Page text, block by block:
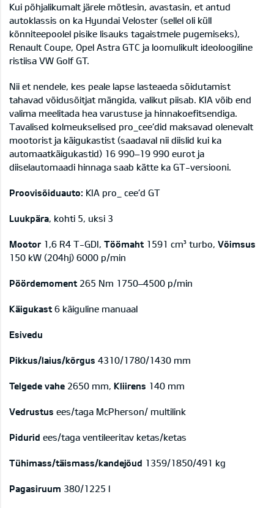
Kui põhjalikumalt järele mõtlesin, avastasin, et antud
autoklassis on ka Hyundai Veloster (sellel oli küll
kõnniteepoolel pisike lisauks tagaistmele pugemiseks),
Renault Coupe, Opel Astra GTC ja loomulikult ideoloogiline
ristiisa VW Golf GT.
Nii et nendele, kes peale lapse lasteaeda sõidutamist
tahavad võidusõitjat mängida, valikut piisab. KIA võib end
valima meelitada hea varustuse ja hinnakoefitsendiga.
Tavalised kolmeukselised pro_cee’did maksavad olenevalt
mootorist ja käigukastist (saadaval nii diislid kui ka
automaatkäigukastid) 16 990–19 990 eurot ja
diiselautomaadi hinnaga saab kätte ka GT-versiooni.
Proovisõiduauto: KIA pro_ cee’d GT
Luukpära, kohti 5, uksi 3
Mootor 1,6 R4 T-GDI, Töömaht 1591 cm³ turbo, Võimsus
150 kW (204hj) 6000 p/min
Pöördemoment 265 Nm 1750–4500 p/min
Käigukast 6 käiguline manuaal
Esivedu
Pikkus/laius/kõrgus 4310/1780/1430 mm
Telgede vahe 2650 mm, Kliirens 140 mm
Vedrustus ees/taga McPherson/ multilink
Pidurid ees/taga ventileeritav ketas/ketas
Tühimass/täismass/kandejõud 1359/1850/491 kg
Pagasiruum 380/1225 l